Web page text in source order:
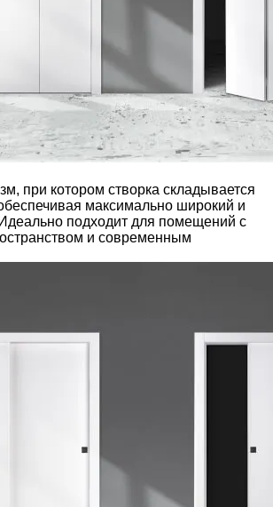
при котором створка складывается
максимально широкий и
подходит для помещений с
и современным